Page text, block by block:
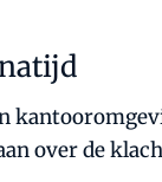
over de